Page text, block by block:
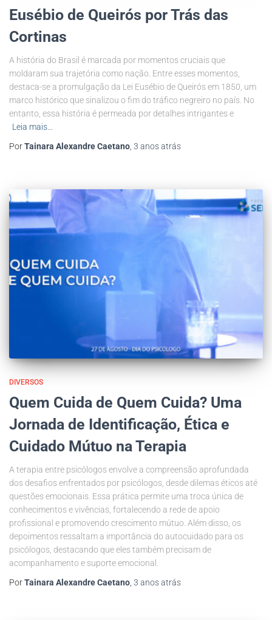
Eusébio de Queirós por Trás das
Cortinas
A história do Brasil é marcada por momentos cruciais que
moldaram sua trajetória como nação. Entre esses momentos,
destaca-se a promulgação da Lei Eusébio de Queirós em 1850, um
marco histórico que sinalizou o fim do tráfico negreiro no país. No
entanto, essa história é permeada por detalhes intrigantes e
Leia mais…
PorTainara Alexandre Caetano, 3 anosatrás
DIVERSOS
Quem Cuida de Quem Cuida? Uma
Jornada de Identificação, Ética e
Cuidado Mútuo na Terapia
A terapia entre psicólogos envolve a compreensão aprofundada
dos desafios enfrentados por psicólogos, desde dilemas éticos até
questões emocionais. Essa prática permite uma troca única de
conhecimentos e vivências, fortalecendo a rede de apoio
profissional e promovendo crescimento mútuo. Além disso, os
depoimentos ressaltam a importância do autocuidado para os
psicólogos, destacando que eles também precisam de
acompanhamento e suporte emocional.
PorTainara Alexandre Caetano 3 anosatrás